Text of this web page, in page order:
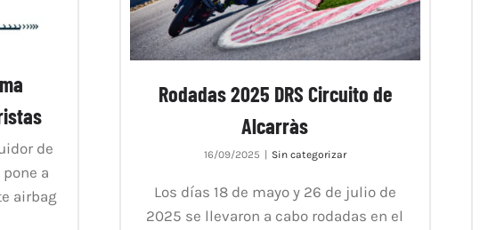
de
a
airbag
Rodadas 2025 DRS Circuito de
Alcarràs
16/09/2025 Sin categorizar
Los días 18 de mayo y 26 de julio de
2025 se llevaron a cabo rodadas en el